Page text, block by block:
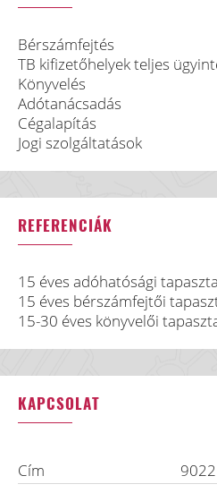
Bérszámfejtés
TB kifizetőhelyek teljes
Könyvelés
Adótanácsadás
Cégalapítás
Jogi szolgáltatások
REFERENCIÁK
15 éves adóhatósági
15 éves bérszámfejtői
15-30 éves könyvelői
KAPCSOLAT
Cím 9022